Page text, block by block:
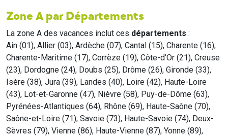
Zone A par Départements
La zone A des vacances inclut ces départements :
Ain (01), Allier (03), Ardèche (07), Cantal (15), Charente (16),
Charente-Maritime (17), Corrèze (19), Côte-d’Or (21), Creuse
(23), Dordogne (24), Doubs (25), Drôme (26), Gironde (33),
Isère (38), Jura (39), Landes (40), Loire (42), Haute-Loire
(43), Lot-et-Garonne (47), Nièvre (58), Puy-de-Dôme (63),
Pyrénées-Atlantiques (64), Rhône (69), Haute-Saône (70),
Saône-et-Loire (71), Savoie (73), Haute-Savoie (74), Deux-
Sèvres (79), Vienne (86), Haute-Vienne (87), Yonne (89),